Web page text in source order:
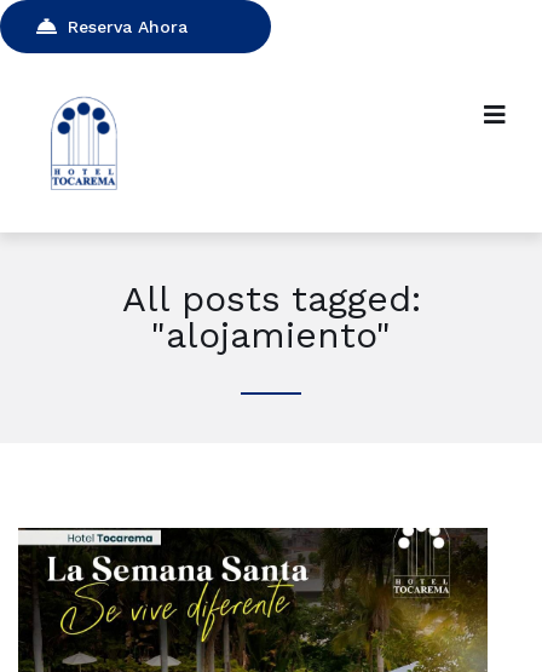
Reserva Ahora
All posts tagged:
"alojamiento"